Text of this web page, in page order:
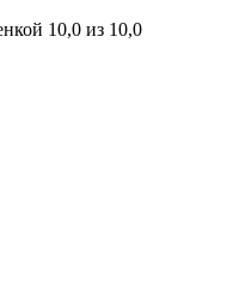
10,0 из 10,0